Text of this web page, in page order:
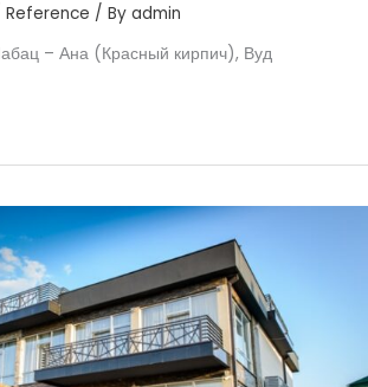
Reference / By admin
– Ана (Красный кирпич), Вуд